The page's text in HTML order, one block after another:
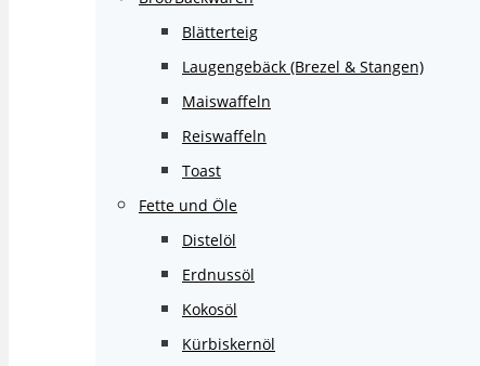
Blätterteig
Laugengebäck (Brezel & Stangen)
Maiswaffeln
Reiswaffeln
Toast
Fette und Öle
Distelöl
Erdnussöl
Kokosöl
Kürbiskernöl